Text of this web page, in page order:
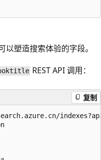
塑造搜索体验的字段。
REST API 调用：
复制